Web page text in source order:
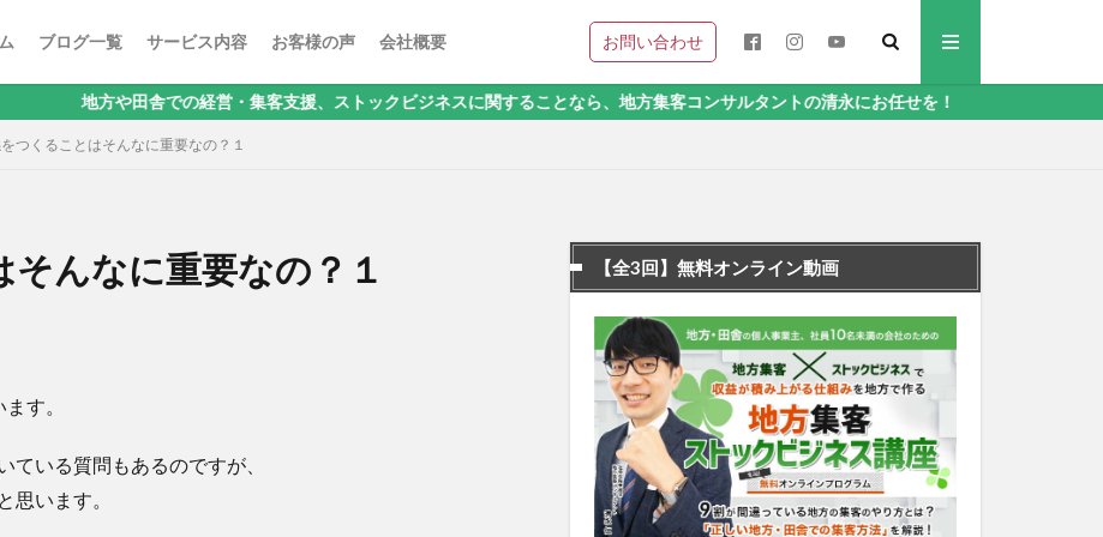
ブログ一覧 サービス内容 お客様の声 会社概要 お問い合わせ
田舎での経営・集客支援、ストックビジネスに関することなら、地方集客コンサルタントの清永にお任せを！
つくることはそんなに重要なの？１
んなに重要なの？１
す。
いる質問もあるのですが、
思います。
【全3回】無料オンライン動画